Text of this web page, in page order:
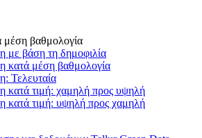
μέση βαθμολογία
με βάση τη δημοφιλία
κατά μέση βαθμολογία
Τελευταία
κατά τιμή: χαμηλή προς υψηλή
κατά τιμή: υψηλή προς χαμηλή